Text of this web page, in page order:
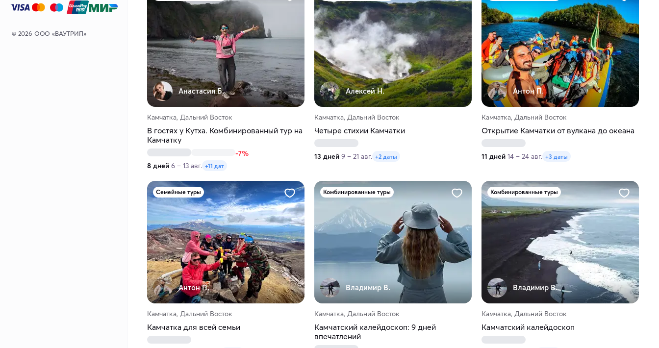
© 2026 ООО «ВАУТРИП»
Анастасия Б.
Камчатка, Дальний Восток
В гостях у Кутха. Комбинированный тур на
Камчатку
-7%
8 дней 6 – 13 авг. +11 дат
Алексей Н.
Камчатка, Дальний Восток
Четыре стихии Камчатки
13 дней 9 – 21 авг. +2 даты
Антон П.
Камчатка, Дальний Восток
Открытие Камчатки от вулкана до океана
11 дней 14 – 24 авг. +3 даты
Семейные туры
Антон П.
Камчатка, Дальний Восток
Камчатка для всей семьи
Комбинированные туры
Владимир В.
Камчатка, Дальний Восток
Камчатский калейдоскоп: 9 дней
впечатлений
Комбинированные туры
Владимир В.
Камчатка, Дальний Восток
Камчатский калейдоскоп